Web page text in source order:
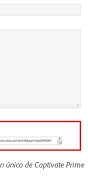
único de Captivate Prime